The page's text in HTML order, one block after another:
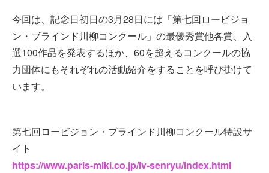
今回は、記念日初日の3月28日には「第七回ロービジョ
ン・ブラインド川柳コンクール」の最優秀賞他各賞、入
選100作品を発表するほか、60を超えるコンクールの協
力団体にもそれぞれの活動紹介をすることを呼び掛けて
います。
第七回ロービジョン・ブラインド川柳コンクール特設サ
イト
https://www.paris-miki.co.jp/lv-senryu/index.html